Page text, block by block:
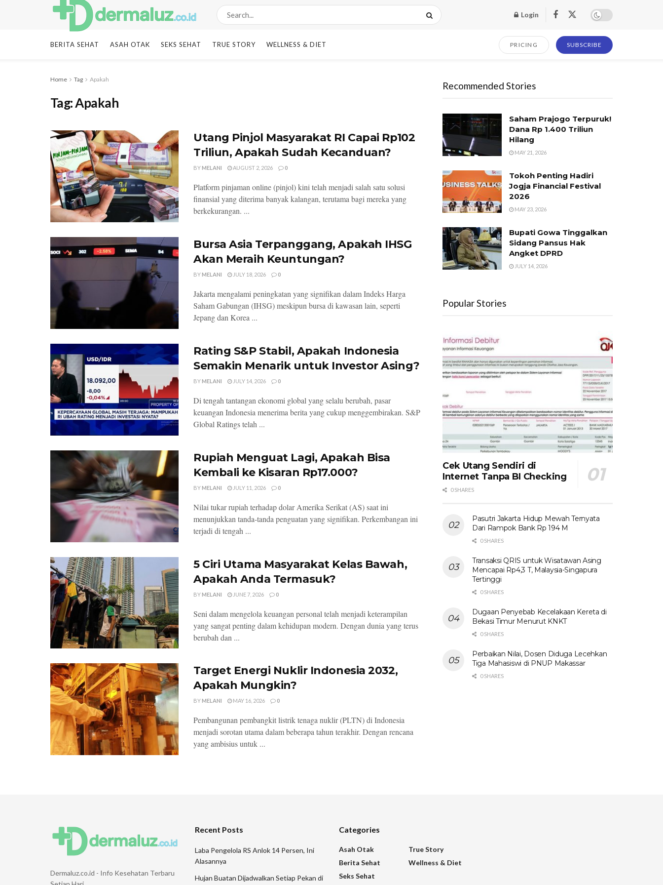
Login
BERITA SEHAT ASAH OTAK SEKS SEHAT TRUE STORY WELLNESS & DIET PRICING SUBSCRIBE
Home Tag Apakah
Tag:Apakah
Utang Pinjol Masyarakat RI Capai Rp102
Triliun, Apakah Sudah Kecanduan?
BYMELANI AUGUST 2, 2026 0
Platform pinjaman online (pinjol) kini telah menjadi salah satu solusi
finansial yang diterima banyak kalangan, terutama bagi mereka yang
berkekurangan. ...
Bursa Asia Terpanggang, Apakah IHSG
Akan Meraih Keuntungan?
BYMELANI JULY 18, 2026 0
Jakarta mengalami peningkatan yang signifikan dalam Indeks Harga
Saham Gabungan (IHSG) meskipun bursa di kawasan lain, seperti
Jepang dan Korea ...
Rating S&P Stabil, Apakah Indonesia
Semakin Menarik untuk Investor Asing?
BYMELANI JULY 14, 2026 0
Di tengah tantangan ekonomi global yang selalu berubah, pasar
keuangan Indonesia menerima berita yang cukup menggembirakan. S&P
Global Ratings telah ...
Rupiah Menguat Lagi, Apakah Bisa
Kembali ke Kisaran Rp17.000?
BYMELANI JULY 11, 2026 0
Nilai tukar rupiah terhadap dolar Amerika Serikat (AS) saat ini
menunjukkan tanda-tanda penguatan yang signifikan. Perkembangan ini
terjadi di tengah ...
5 Ciri Utama Masyarakat Kelas Bawah,
Apakah Anda Termasuk?
BYMELANI JUNE 7, 2026 0
Seni dalam mengelola keuangan personal telah menjadi keterampilan
yang sangat penting dalam kehidupan modern. Dengan dunia yang terus
berubah dan ...
Target Energi Nuklir Indonesia 2032,
Apakah Mungkin?
BYMELANI MAY 16, 2026 0
Pembangunan pembangkit listrik tenaga nuklir (PLTN) di Indonesia
menjadi sorotan utama dalam beberapa tahun terakhir. Dengan rencana
yang ambisius untuk ...
Recommended Stories
Saham Prajogo Terpuruk!
Dana Rp 1.400 Triliun
Hilang
MAY 21, 2026
Tokoh Penting Hadiri
Jogja Financial Festival
2026
MAY 23, 2026
Bupati Gowa Tinggalkan
Sidang Pansus Hak
Angket DPRD
JULY 14, 2026
Popular Stories
Cek Utang Sendiri di
Internet Tanpa BI Checking
0 SHARES
Pasutri Jakarta Hidup Mewah Ternyata
Dari Rampok Bank Rp 194 M
0 SHARES
Transaksi QRIS untuk Wisatawan Asing
Mencapai Rp4,3 T, Malaysia-Singapura
Tertinggi
0 SHARES
Dugaan Penyebab Kecelakaan Kereta di
Bekasi Timur Menurut KNKT
0 SHARES
Perbaikan Nilai, Dosen Diduga Lecehkan
Tiga Mahasiswi di PNUP Makassar
0 SHARES
Dermaluz.co.id - Info Kesehatan Terbaru
Recent Posts
Laba Pengelola RS Anlok 14 Persen, Ini
Alasannya
Hujan Buatan Dijadwalkan Setiap Pekan di
Categories
Asah Otak
Berita Sehat
Seks Sehat
True Story
Wellness & Diet